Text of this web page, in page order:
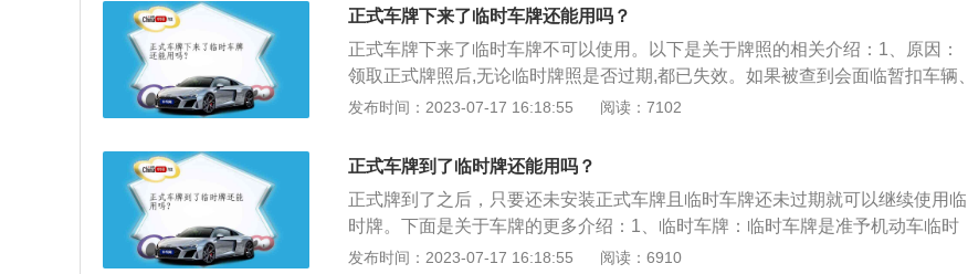
领取临时行驶牌照。2、临时车牌定义：准予机动车临时上道路行驶的纸质机动
放的临时车辆行驶证明。
正式车牌下来了临时车牌还能用吗？
正式车牌下来了临时车牌不可以使用。以下是关于牌照的相关介绍：1、原因：
领取正式牌照后,无论临时牌照是否过期,都已失效。如果被查到会面临暂扣车辆、
罚款200元、记12分的处罚决定。2、临时牌照：汽车临时牌照是指汽车由于一些
牌的有效期一般不会超过三十天。临时号牌的使用带有时限性和区域性。临时车
牌有4种：行政辖区内临时号牌、跨行政辖区临时号牌、试验用临时号牌、特型
机动车临时号牌。3、期限性：临时车牌是具有一定的期限性，在这个期限没有
到达之前撤除，还可以暂时使用。当临时车牌的使用期限到了之后，相关部门就
会回收临时车牌，也会让车主进行一定的销毁，以后只能使用正式车牌。
发布时间：2023-07-17 16:18:55 阅读：7102
正式车牌到了临时牌还能用吗？
正式牌到了之后，只要还未安装正式车牌且临时车牌还未过期就可以继续使用临
时牌。下面是关于车牌的更多介绍：1、临时车牌：临时车牌是准予机动车临时
上道路行驶的纸质机动车号牌，也称临时行驶车号牌。是指新购车辆在未正式落
发布时间：2023-07-17 16:18:55 阅读：6910